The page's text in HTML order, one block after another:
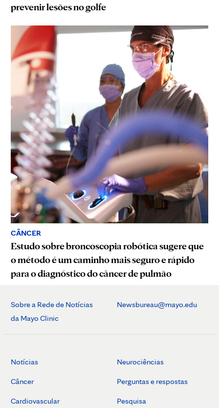
prevenir lesões no golfe
CÂNCER
Estudo sobre broncoscopia robótica sugere que
o método é um caminho mais seguro e rápido
para o diagnóstico do câncer de pulmão
Sobre a Rede de Notícias
da Mayo Clinic
Newsbureau@mayo.edu
Notícias
Câncer
Cardiovascular
Neurociências
Perguntas e respostas
Pesquisa